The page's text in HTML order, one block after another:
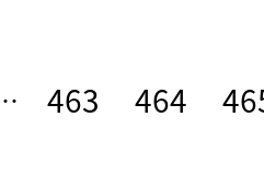
463 464